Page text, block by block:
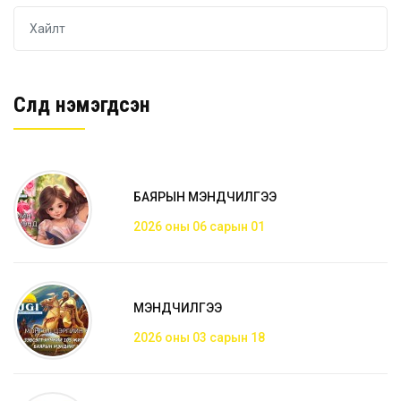
Сүүлд нэмэгдсэн
БАЯРЫН МЭНДЧИЛГЭЭ
2026 оны 06 сарын 01
МЭНДЧИЛГЭЭ
2026 оны 03 сарын 18